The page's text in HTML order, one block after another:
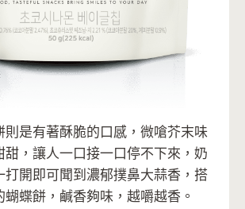
則是有著酥脆的口感，微嗆芥末味
甜，讓人一口接一口停不下來，奶
打開即可聞到濃郁撲鼻大蒜香，搭
蝴蝶餅，鹹香夠味，越嚼越香。